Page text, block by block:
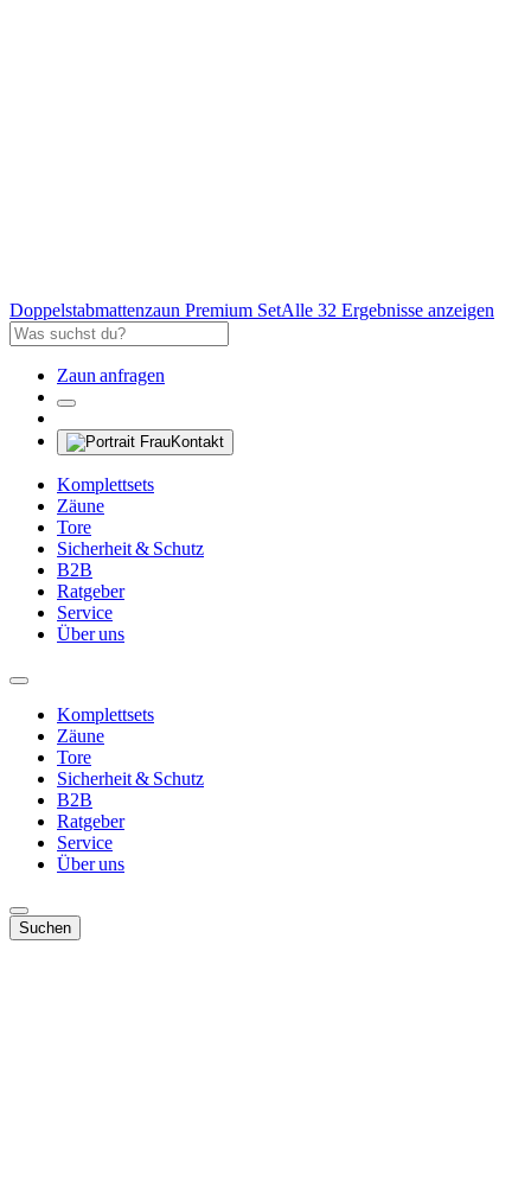
Doppelstabmattenzaun Premium SetAlle 32 Ergebnisse anzeigen
Zaun anfragen
Kontakt
Komplettsets
Zäune
Tore
Sicherheit & Schutz
B2B
Ratgeber
Service
Über uns
Komplettsets
Zäune
Tore
Sicherheit & Schutz
B2B
Ratgeber
Service
Über uns
Suchen